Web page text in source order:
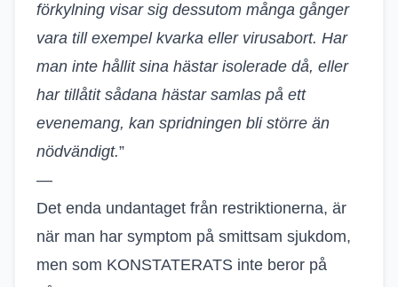
förkylning visar sig dessutom många gånger
vara till exempel kvarka eller virusabort. Har
man inte hållit sina hästar isolerade då, eller
har tillåtit sådana hästar samlas på ett
evenemang, kan spridningen bli större än
nödvändigt.”
—
Det enda undantaget från restriktionerna, är
när man har symptom på smittsam sjukdom,
men som KONSTATERATS inte beror på